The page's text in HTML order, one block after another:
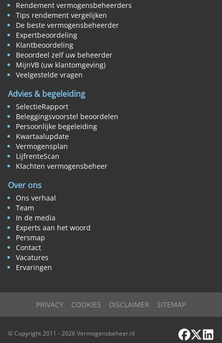
Rendement vermogensbeheerders
Tips rendement vergelijken
De beste vermogensbeheerder
Expertbeoordeling
Klantbeoordeling
Beoordeel zelf uw beheerder
MijnVB (uw klantomgeving)
Veelgestelde vragen
Advies & begeleiding
SelectieRapport
Beleggingsvoorstel beoordelen
Persoonlijke begeleiding
Kwartaalupdate
Vermogensplan
LijfrenteScan
Klachten vermogensbeheer
Over ons
Ons verhaal
Team
In de media
Experts aan het woord
Persmap
Contact
Vacatures
Ervaringen
PRIVACY COOKIES DISCLAIMER SITEMAP
© Copyright 2011 - 2026 Vermogensbeheer.nl Facebook
X /